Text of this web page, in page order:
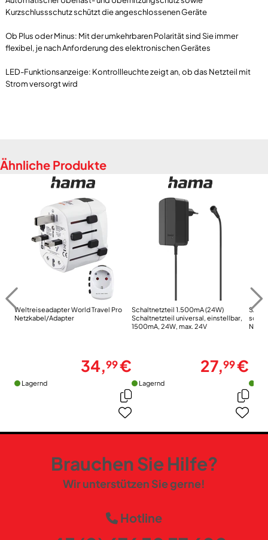
Kurzschlussschutz schützt die angeschlossenen Geräte
Ob Plus oder Minus: Mit der umkehrbaren Polarität sind Sie immer
flexibel, je nach Anforderung des elektronischen Gerätes
LED-Funktionsanzeige: Kontrollleuchte zeigt an, ob das Netzteil mit
Ähnliche Produkte
Weltreiseadapter World Travel Pro
Netzkabel/Adapter
34,99€
Lagernd
Schaltnetzteil 1.500mA (24W)
Schaltnetzteil universal, einstellbar,
1500mA, 24W, max. 24V
27,99€
Lagernd
SZ
Brauchen Sie Hilfe?
Wir unterstützen Sie gerne!
Hotline